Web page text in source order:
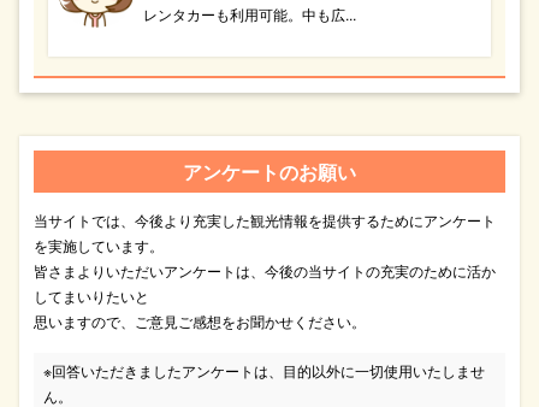
レンタカーも利用可能。中も広...
アンケートのお願い
当サイトでは、今後より充実した観光情報を提供するためにアンケート
を実施しています。
皆さまよりいただいアンケートは、今後の当サイトの充実のために活か
してまいりたいと
思いますので、ご意見ご感想をお聞かせください。
※回答いただきましたアンケートは、目的以外に一切使用いたしませ
ん。